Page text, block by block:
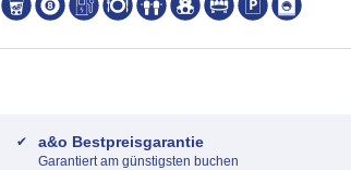
a&o Bestpreisgarantie
Garantiert am günstigsten buchen